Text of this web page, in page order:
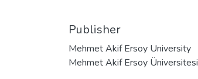
Publisher
Mehmet Akif Ersoy University
Mehmet Akif Ersoy Üniversitesi